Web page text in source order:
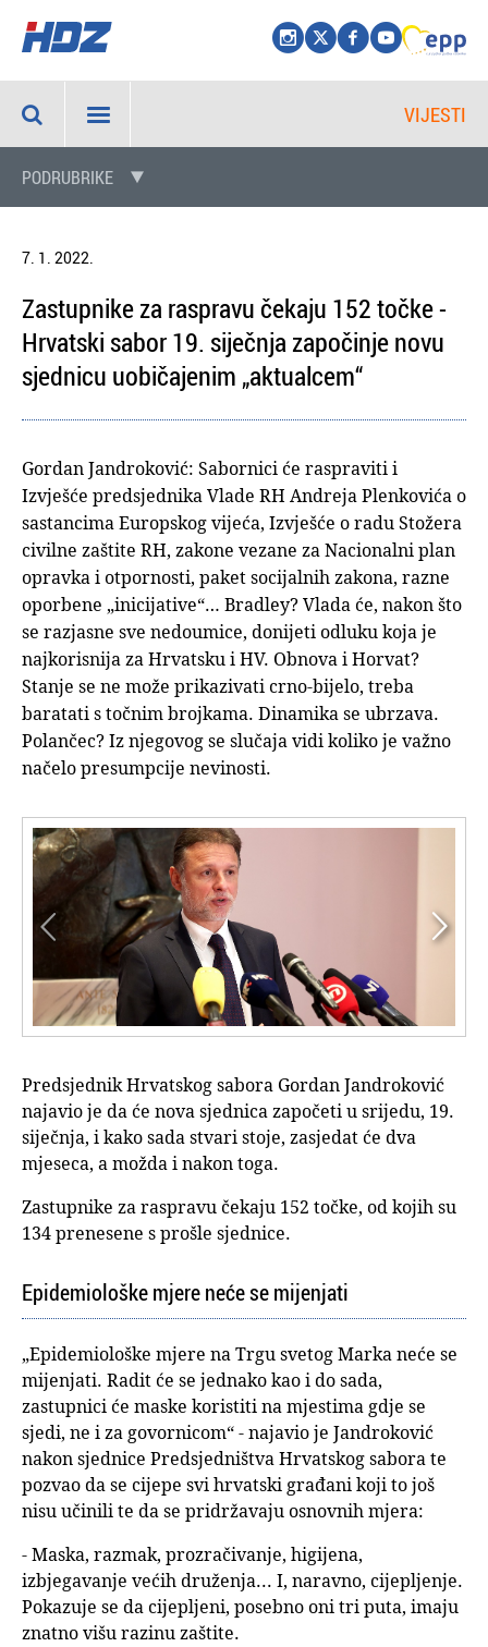
VIJESTI
PODRUBRIKE
7. 1. 2022.
Zastupnike za raspravu čekaju 152 točke -
Hrvatski sabor 19. siječnja započinje novu
sjednicu uobičajenim „aktualcem“
Gordan Jandroković: Sabornici će raspraviti i
Izvješće predsjednika Vlade RH Andreja Plenkovića o
sastancima Europskog vijeća, Izvješće o radu Stožera
civilne zaštite RH, zakone vezane za Nacionalni plan
opravka i otpornosti, paket socijalnih zakona, razne
oporbene „inicijative“… Bradley? Vlada će, nakon što
se razjasne sve nedoumice, donijeti odluku koja je
najkorisnija za Hrvatsku i HV. Obnova i Horvat?
Stanje se ne može prikazivati crno-bijelo, treba
baratati s točnim brojkama. Dinamika se ubrzava.
Polančec? Iz njegovog se slučaja vidi koliko je važno
načelo presumpcije nevinosti.


Predsjednik Hrvatskog sabora Gordan Jandroković
najavio je da će nova sjednica započeti u srijedu, 19.
siječnja, i kako sada stvari stoje, zasjedat će dva
mjeseca, a možda i nakon toga.
Zastupnike za raspravu čekaju 152 točke, od kojih su
134 prenesene s prošle sjednice.
Epidemiološke mjere neće se mijenjati
„Epidemiološke mjere na Trgu svetog Marka neće se
mijenjati. Radit će se jednako kao i do sada,
zastupnici će maske koristiti na mjestima gdje se
sjedi, ne i za govornicom“ - najavio je Jandroković
nakon sjednice Predsjedništva Hrvatskog sabora te
pozvao da se cijepe svi hrvatski građani koji to još
nisu učinili te da se pridržavaju osnovnih mjera:
- Maska, razmak, prozračivanje, higijena,
izbjegavanje većih druženja... I, naravno, cijepljenje.
Pokazuje se da cijepljeni, posebno oni tri puta, imaju
znatno višu razinu zaštite.